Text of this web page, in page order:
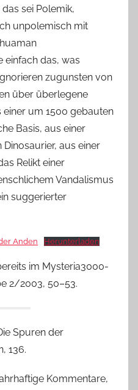
sei Polemik,
unpolemisch mit
einfach das, was
zugunsten von
über überlegene
einer um 1500 gebauten
Basis, aus einer
aus einer
Relikt einer
Vandalismus
suggerierter
Anden Herunterladen
im Mysteria3000-
2/2003, 50–53.
Spuren der
136.
Kommentare,